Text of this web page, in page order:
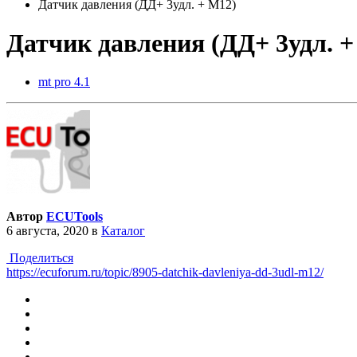
Датчик давления (ДД+ 3удл. + M12)
Датчик давления (ДД+ 3удл.
mt pro 4.1
Автор ECUTools
6 августа, 2020 в Каталог
Поделиться
https://ecuforum.ru/topic/8905-datchik-davleniya-dd-3udl-m12/